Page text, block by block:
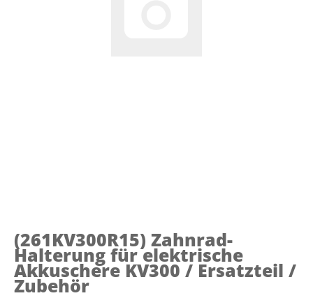
(261KV300R15) Zahnrad-
Halterung für elektrische
Akkuschere KV300 / Ersatzteil /
Zubehör